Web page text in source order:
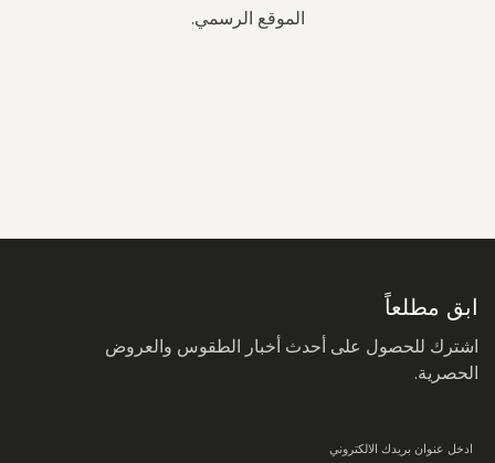
الموقع الرسمي.
ابق مطلعاً
اشترك للحصول على أحدث أخبار الطقوس والعروض
الحصرية.